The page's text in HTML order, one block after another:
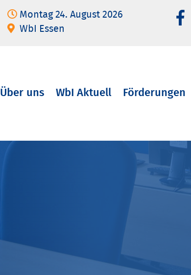
Montag 24. August 2026
WbI Essen
Über uns WbI Aktuell Förderungen